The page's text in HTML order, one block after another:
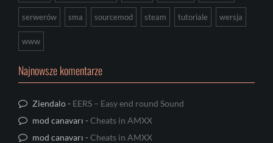
serwerów sma sourcemod steam tutoriale wersja
www
Najnowsze komentarze
Ziendalo- EERS – Easy end round Sound
mod canavarı -Cheats in AMXX
mod canavarı -Cheats in AMXX